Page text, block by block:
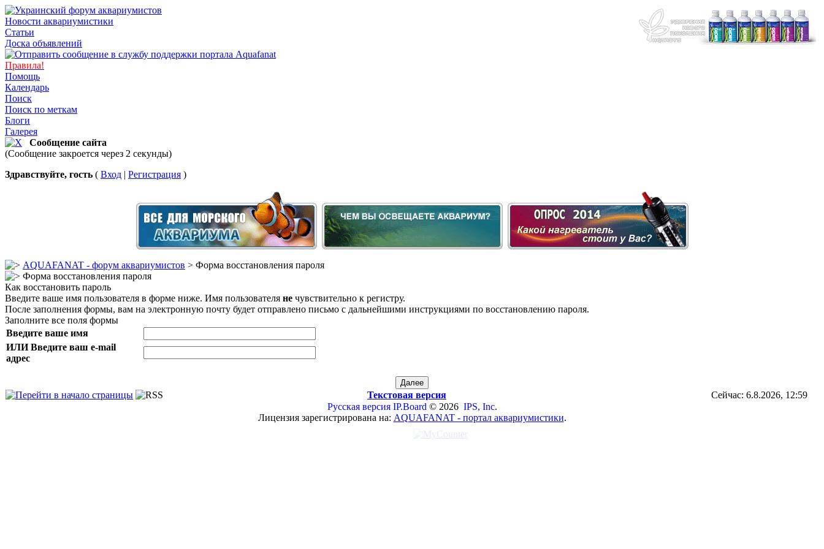
Новости аквариумистики
Статьи
Доска объявлений
Правила!
Помощь
Календарь
Поиск
Поиск по меткам
Блоги
Галерея
Сообщение сайта
(Сообщение закроется через 2 секунды)
Здравствуйте, гость ( Вход | Регистрация )
AQUAFANAT - форум аквариумистов > Форма восстановления пароля
Форма восстановления пароля
Как восстановить пароль
Введите ваше имя пользователя в форме ниже. Имя пользователя не чувствительно к регистру.
После заполнения формы, вам на электронную почту будет отправлено письмо с дальнейшими инструкциями по восстановлению пароля.
Заполните все поля формы
Введите ваше имя
ИЛИ Введите ваш e-mail
адрес
Текстовая версия
Сейчас: 6.8.2026, 12:59
Русская версия IP.Board © 2026 IPS, Inc.
Лицензия зарегистрирована на: AQUAFANAT - портал аквариумистики.